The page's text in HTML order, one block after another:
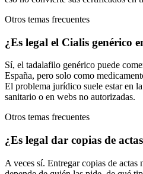
Otros temas frecuentes
¿Es legal el Cialis genérico
Sí, el tadalafilo genérico puede
España, pero solo como
El problema jurídico suele estar en
sanitario o en webs no autorizadas.
Otros temas frecuentes
¿Es legal dar copias de
A veces sí. Entregar copias de